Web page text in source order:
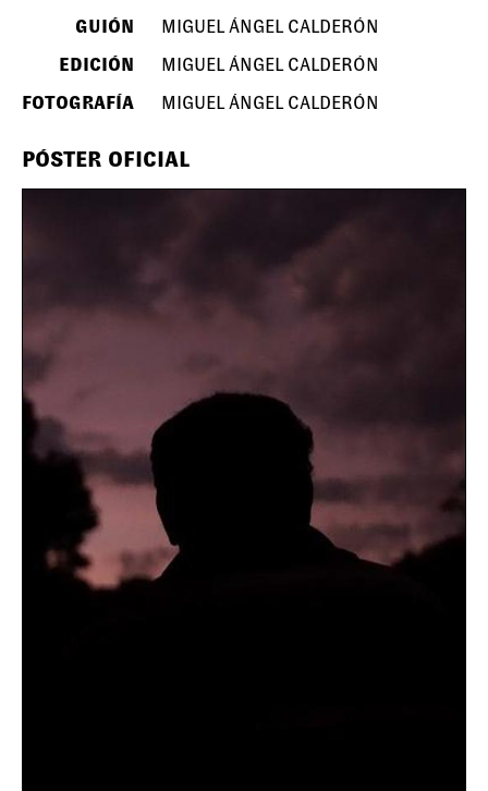
GUIÓN
MIGUEL ÁNGEL CALDERÓN
EDICIÓN
MIGUEL ÁNGEL CALDERÓN
FOTOGRAFÍA
MIGUEL ÁNGEL CALDERÓN
PÓSTER OFICIAL